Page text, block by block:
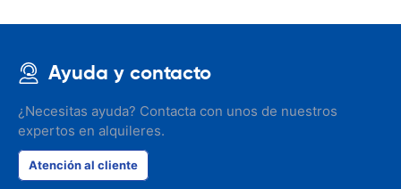
Ayuda y contacto
¿Necesitas ayuda? Contacta con unos de nuestros
expertos en alquileres.
Atención al cliente